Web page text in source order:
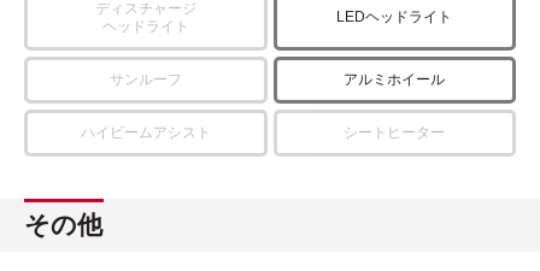
ディスチャージ
ヘッドライト
LEDヘッドライト
サンルーフ アルミホイール
ハイビームアシスト シートヒーター
その他